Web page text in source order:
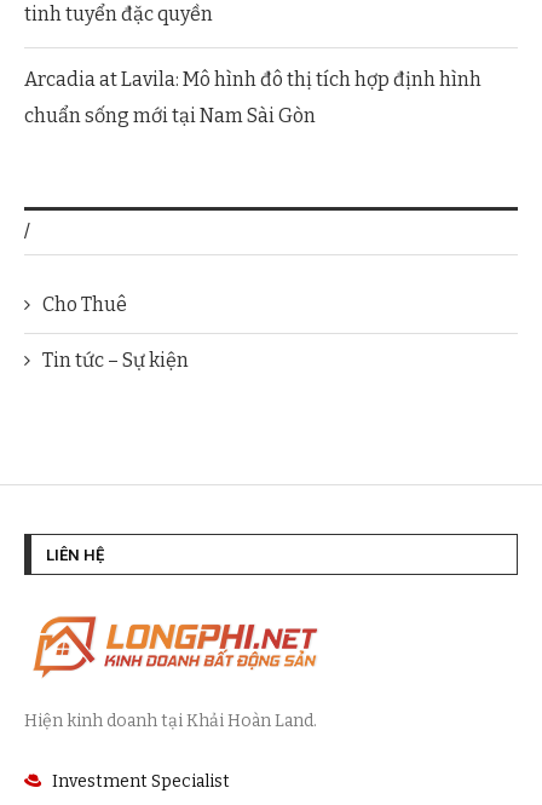
tinh tuyển đặc quyền
Arcadia at Lavila: Mô hình đô thị tích hợp định hình
chuẩn sống mới tại Nam Sài Gòn
/
Cho Thuê
Tin tức – Sự kiện
LIÊN HỆ
Hiện kinh doanh tại Khải Hoàn Land.
Investment Specialist